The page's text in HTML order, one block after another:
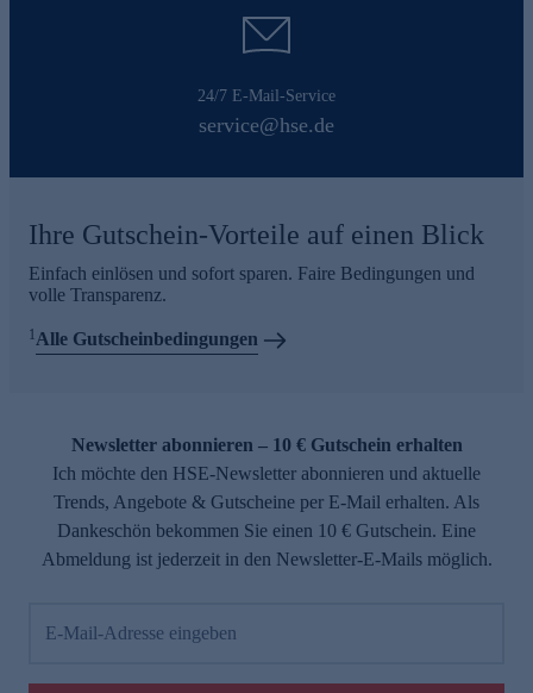
24/7 E-Mail-Service
service@hse.de
Ihre Gutschein-Vorteile auf einen Blick
Einfach einlösen und sofort sparen. Faire Bedingungen und
volle Transparenz.
1Alle Gutscheinbedingungen
Newsletter abonnieren – 10 € Gutschein erhalten
Ich möchte den HSE-Newsletter abonnieren und aktuelle
Trends, Angebote & Gutscheine per E-Mail erhalten. Als
Dankeschön bekommen Sie einen 10 € Gutschein. Eine
Abmeldung ist jederzeit in den Newsletter-E-Mails möglich.
E-Mail-Adresse eingeben